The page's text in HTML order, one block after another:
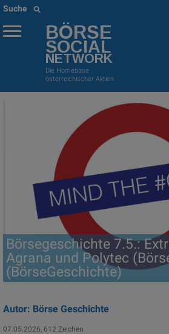
Suche
BÖRSE
SOCIAL
NETWORK
Die Homebase
österreichischer Aktien
Börsegeschichte 7.5.:
Agrana und Polytec
(BörseGeschichte)
Autor: Börse Geschichte
07.05.2026, 612 Zeichen